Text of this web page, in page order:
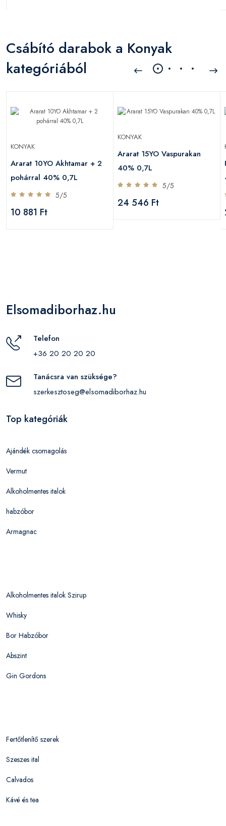
Csábító darabok a Konyak
kategóriából
KONYAK
Ararat 10YO Akhtamar + 2
pohárral 40% 0,7L
5/5
10 881 Ft
KONYAK
Ararat 15YO Vaspurakan
40% 0,7L
5/5
24 546 Ft
Elsomadiborhaz.hu
Telefon
+36 20 20 20 20
Tanácsra van szüksége?
szerkesztoseg@elsomadiborhaz.hu
Top kategóriák
Ajándék csomagolás
Vermut
Alkoholmentes italok
habzóbor
Armagnac
Alkoholmentes italok Szirup
Whisky
Bor Habzóbor
Abszint
Gin Gordons
Fertőtlenítő szerek
Szeszes ital
Calvados
Kávé és tea